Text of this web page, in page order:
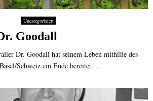
Uncategorisiert
Goodall
Dr. Goodall hat seinem Leben mithilfe des
Schweiz ein Ende bereitet....